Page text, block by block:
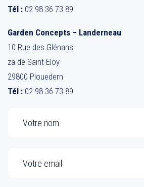
Tél : 02 98 36 73 89
Garden Concepts – Landerneau
10 Rue des Glénans
za de Saint-Eloy
29800 Plouedern
Tél : 02 98 36 73 89